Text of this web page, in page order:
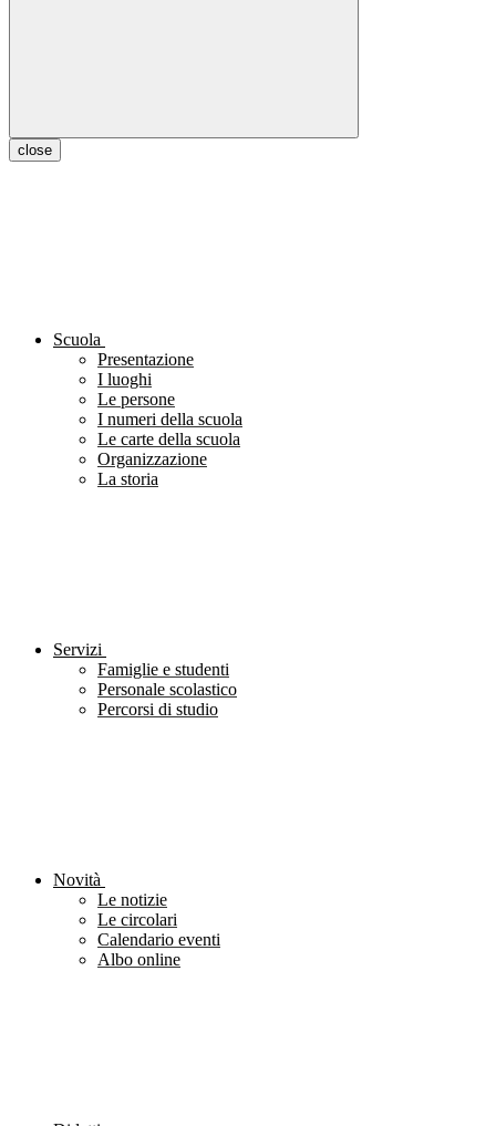
close
Scuola
Presentazione
I luoghi
Le persone
I numeri della scuola
Le carte della scuola
Organizzazione
La storia
Servizi
Famiglie e studenti
Personale scolastico
Percorsi di studio
Novità
Le notizie
Le circolari
Calendario eventi
Albo online